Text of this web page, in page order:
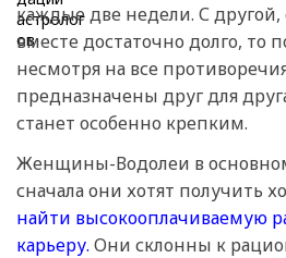
каждые две недели. С
вместе достаточно долго, то
несмотря на все
предназначены друг для
станет особенно крепким.
Женщины-Водолеи в
сначала они хотят получить
найти высокооплачиваемую
карьеру. Они склонны к